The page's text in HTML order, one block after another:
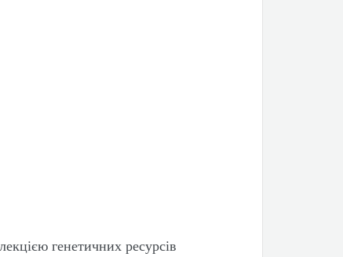
генетичних ресурсів